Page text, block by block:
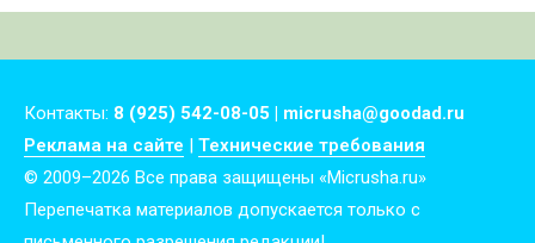
Контакты: 8 (925) 542-08-05 | micrusha@goodad.ru
Реклама на сайте | Технические требования
© 2009–2026 Все права защищены «Micrusha.ru»
Перепечатка материалов допускается только с